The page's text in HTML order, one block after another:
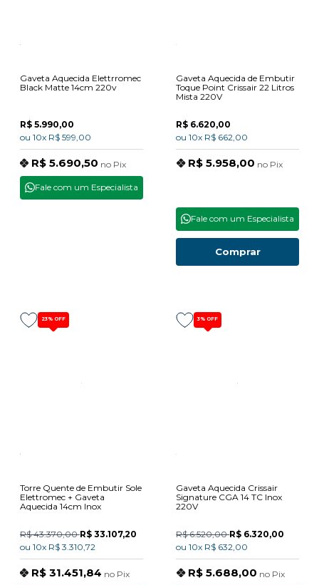
Gaveta Aquecida Elettrromec
Black Matte 14cm 220v
R$ 5.990,00
ou 10x R$ 599,00
R$ 5.690,50 no Pix
Fale com um Especialista
Gaveta Aquecida de Embutir
Toque Point Crissair 22 Litros
Mista 220V
R$ 6.620,00
ou 10x R$ 662,00
R$ 5.958,00 no Pix
Comprar
Fale com um Especialista
23% OFF
Torre Quente de Embutir Sole
Elettromec + Gaveta
Aquecida 14cm Inox
R$ 43.370,00R$ 33.107,20
ou 10x R$ 3.310,72
R$ 31.451,84 no Pix
3% OFF
Gaveta Aquecida Crissair
Signature CGA 14 TC Inox
220V
R$ 6.520,00R$ 6.320,00
ou 10x R$ 632,00
R$ 5.688,00 no Pix